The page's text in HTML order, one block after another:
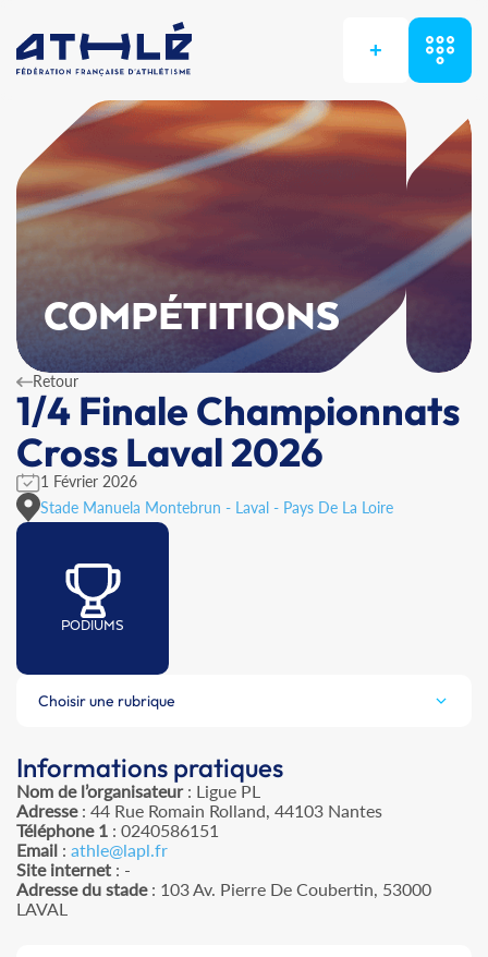
+
COMPÉTITIONS
Retour
1/4 Finale Championnats
Cross Laval 2026
1 Février 2026
Stade Manuela Montebrun - Laval - Pays De La Loire
PODIUMS
Choisir une rubrique
Informations pratiques
Nom de l’organisateur: Ligue PL
Adresse: 44 Rue Romain Rolland, 44103 Nantes
Téléphone 1 : 0240586151
Email : athle@lapl.fr
Site internet : -
Adresse du stade: 103 Av. Pierre De Coubertin, 53000
LAVAL